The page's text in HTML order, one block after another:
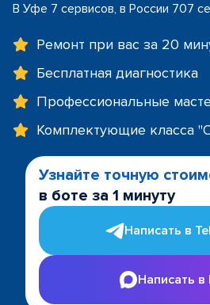
В Уфе 7 сервисов, в России 707
Ремонт при вас за 20
Бесплатная диагностика
Профессиональные
Комплектующие класса
Узнайте точную
в боте за 1 минуту
Написать в
Написать в